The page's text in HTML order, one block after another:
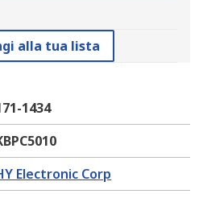
alla tua lista
1434
Electronic Corp